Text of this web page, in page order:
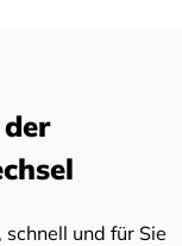
und für Sie